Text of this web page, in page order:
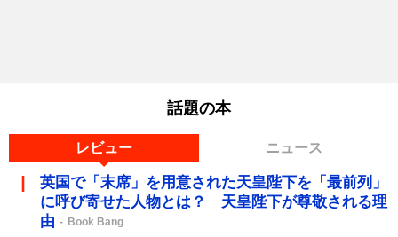
話題の本
レビュー ニュース
英国で「末席」を用意された天皇陛下を「最前列」
に呼び寄せた人物とは？ 天皇陛下が尊敬される理
由
Book Bang